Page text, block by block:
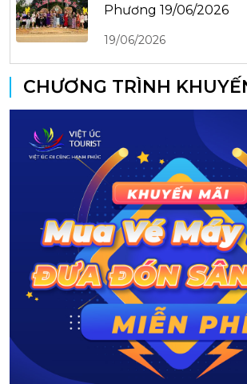
Phương 19/06/2026
19/06/2026
CHƯƠNG TRÌNH